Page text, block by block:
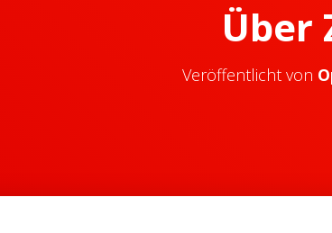
Über
Veröffentlicht von